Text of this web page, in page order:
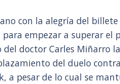
con la alegría del
empezar a superar el
doctor Carles Miñarro
del duelo
a pesar de lo cual se